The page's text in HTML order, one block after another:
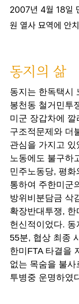
2007년 4월 18일
원 열사 묘역에 안치
동지의 삶
동지는 한독택시
봉천동 철거민투
미군 장갑차에 깔
구조적문제와 더
관심을 가지고 있
노동에도 불구하
민주노동당, 평
통하여 주한미군
방위비분담금 삭
확장반대투쟁, 한
헌신적이었다. 동
55분, 협상 최종
한미FTA 타결을
없는 목숨을 불
투병중 운명하였